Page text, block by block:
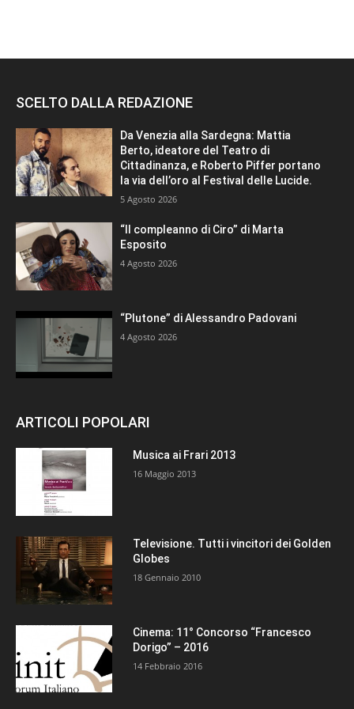
SCELTO DALLA REDAZIONE
Da Venezia alla Sardegna: Mattia
Berto, ideatore del Teatro di
Cittadinanza, e Roberto Piffer portano
la via dell’oro al Festival delle Lucide.
5 Agosto 2026
“Il compleanno di Ciro” di Marta
Esposito
4 Agosto 2026
“Plutone” di Alessandro Padovani
4 Agosto 2026
ARTICOLI POPOLARI
Musica ai Frari 2013
16 Maggio 2013
Televisione. Tutti i vincitori dei Golden
Globes
18 Gennaio 2010
Cinema: 11° Concorso “Francesco
Dorigo” – 2016
14 Febbraio 2016